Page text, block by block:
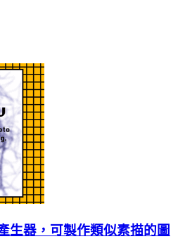
生器，可製作類似素描的圖